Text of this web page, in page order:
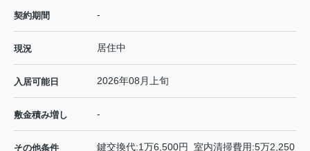
契約期間 -
現況 居住中
入居可能日 2026年08月上旬
敷金積み増し -
その他条件
鍵交換代:1万6,500円 室内清掃費用:5万2,250